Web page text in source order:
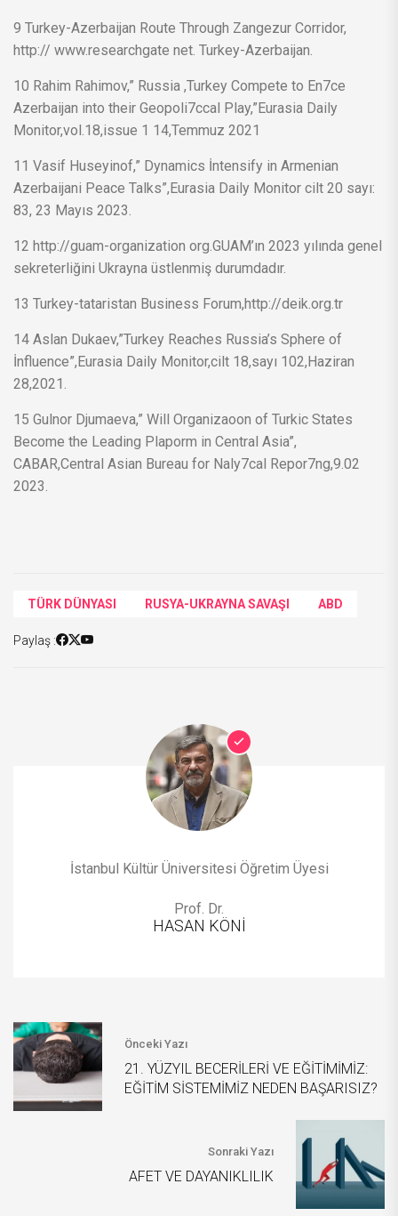
9 Turkey-Azerbaijan Route Through Zangezur Corridor,
http:// www.researchgate net. Turkey-Azerbaijan.
10 Rahim Rahimov,” Russia ,Turkey Compete to En7ce
Azerbaijan into their Geopoli7ccal Play,”Eurasia Daily
Monitor,vol.18,issue 1 14,Temmuz 2021
11 Vasif Huseyinof,” Dynamics İntensify in Armenian
Azerbaijani Peace Talks”,Eurasia Daily Monitor cilt 20 sayı:
83, 23 Mayıs 2023.
12 http://guam-organization org.GUAM’ın 2023 yılında genel
sekreterliğini Ukrayna üstlenmiş durumdadır.
13 Turkey-tataristan Business Forum,http://deik.org.tr
14 Aslan Dukaev,”Turkey Reaches Russia’s Sphere of
İnfluence”,Eurasia Daily Monitor,cilt 18,sayı 102,Haziran
28,2021.
15 Gulnor Djumaeva,” Will Organizaoon of Turkic States
Become the Leading Plaporm in Central Asia”,
CABAR,Central Asian Bureau for Naly7cal Repor7ng,9.02
2023.
TÜRK DÜNYASI RUSYA-UKRAYNA SAVAŞI ABD
Paylaş :
İstanbul Kültür Üniversitesi Öğretim Üyesi
Prof. Dr.
HASAN KÖNİ
Önceki Yazı
21. YÜZYIL BECERİLERİ VE EĞİTİMİMİZ:
EĞİTİM SİSTEMİMİZ NEDEN BAŞARISIZ?
Sonraki Yazı
AFET VE DAYANIKLILIK